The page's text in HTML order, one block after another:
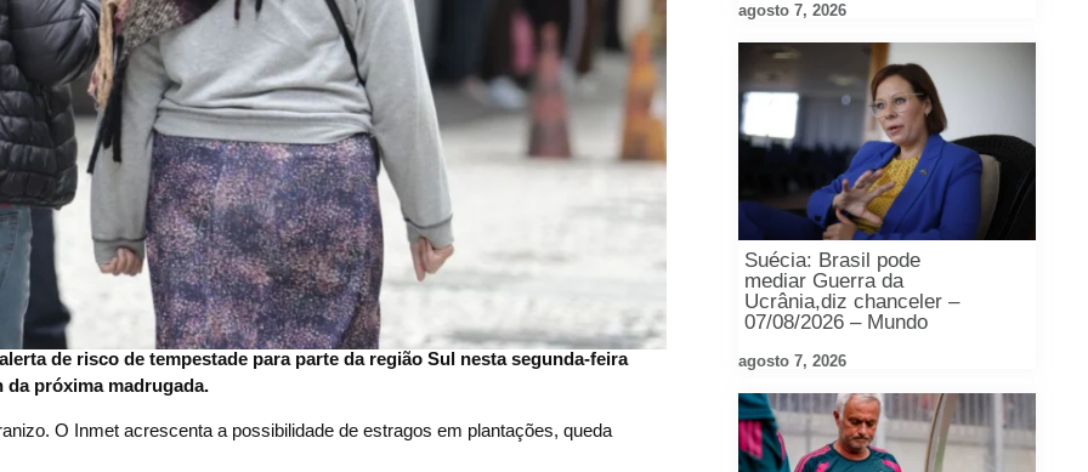
de risco de tempestade para parte da região Sul nesta segunda-feira
da próxima madrugada.
O Inmet acrescenta a possibilidade de estragos em plantações, queda
agosto 7, 2026
Suécia: Brasil pode
mediar Guerra da
Ucrânia,diz chanceler –
07/08/2026 – Mundo
agosto 7, 2026